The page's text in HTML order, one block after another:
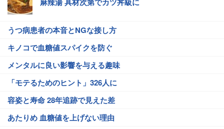
うつ病患者の本音とNGな接し方
キノコで血糖値スパイクを防ぐ
メンタルに良い影響を与える趣味
「モテるためのヒント」326人に
容姿と寿命 28年追跡で見えた差
あたりめ 血糖値を上げない理由